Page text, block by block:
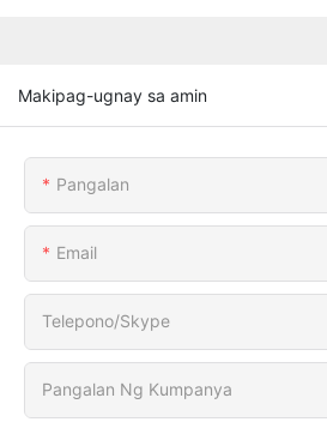
Makipag-ugnay sa amin
Pangalan
Email
Telepono/Skype
Pangalan Ng Kumpanya